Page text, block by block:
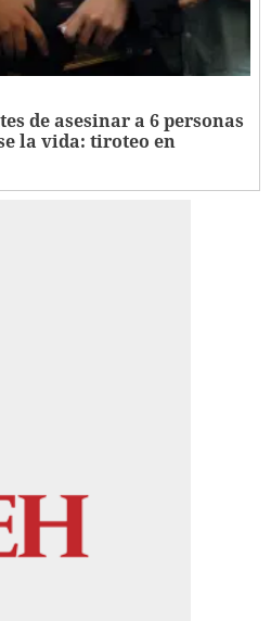
de asesinar a 6 personas
la vida: tiroteo en